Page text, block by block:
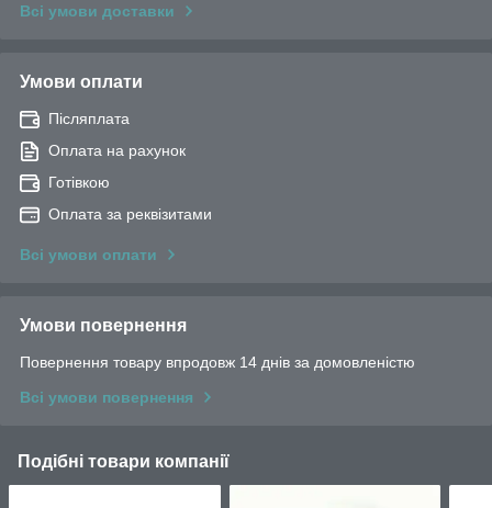
Всі умови доставки
Умови оплати
Післяплата
Оплата на рахунок
Готівкою
Оплата за реквізитами
Всі умови оплати
Умови повернення
Повернення товару впродовж 14 днів за домовленістю
Всі умови повернення
Подібні товари компанії